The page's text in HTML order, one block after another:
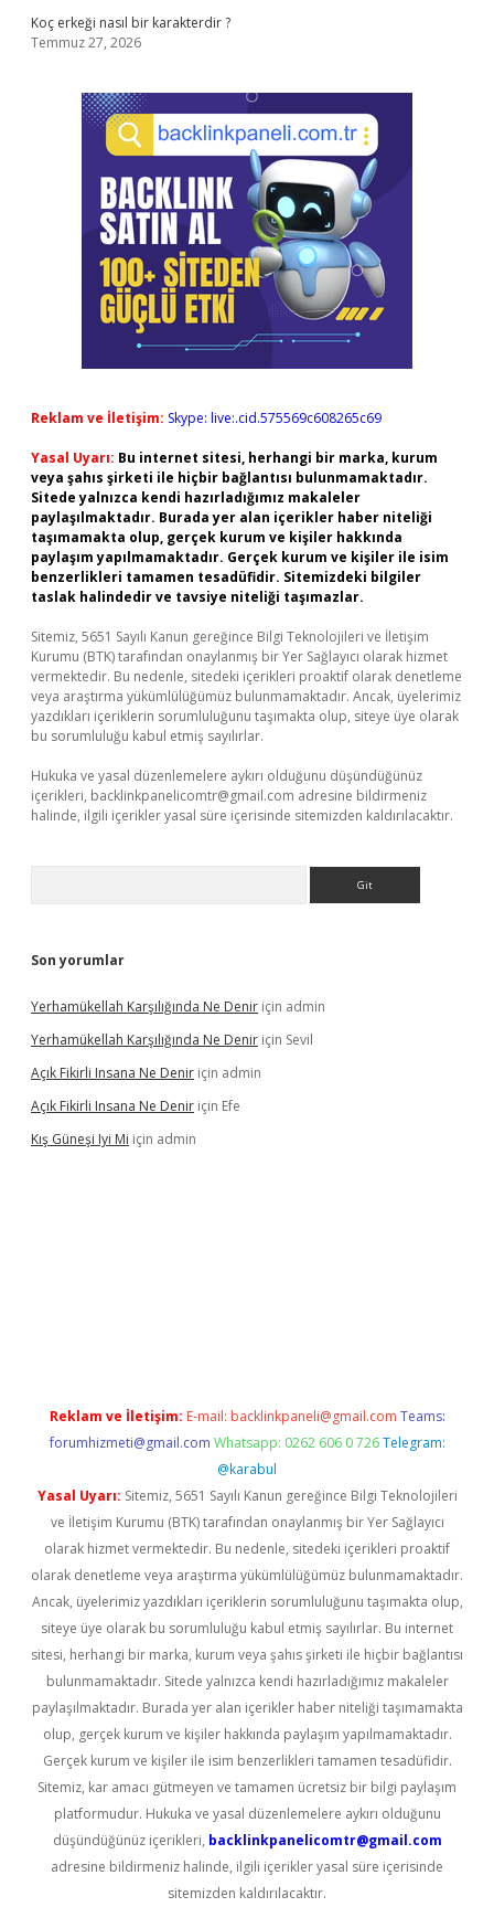
Koç erkeği nasıl bir karakterdir ?
Temmuz 27, 2026
Reklam ve İletişim: Skype: live:.cid.575569c608265c69
Yasal Uyarı: Bu internet sitesi, herhangi bir marka, kurum
veya şahıs şirketi ile hiçbir bağlantısı bulunmamaktadır.
Sitede yalnızca kendi hazırladığımız makaleler
paylaşılmaktadır. Burada yer alan içerikler haber niteliği
taşımamakta olup, gerçek kurum ve kişiler hakkında
paylaşım yapılmamaktadır. Gerçek kurum ve kişiler ile isim
benzerlikleri tamamen tesadüfidir. Sitemizdeki bilgiler
taslak halindedir ve tavsiye niteliği taşımazlar.
Sitemiz, 5651 Sayılı Kanun gereğince Bilgi Teknolojileri ve İletişim
Kurumu (BTK) tarafından onaylanmış bir Yer Sağlayıcı olarak hizmet
vermektedir. Bu nedenle, sitedeki içerikleri proaktif olarak denetleme
veya araştırma yükümlülüğümüz bulunmamaktadır. Ancak, üyelerimiz
yazdıkları içeriklerin sorumluluğunu taşımakta olup, siteye üye olarak
bu sorumluluğu kabul etmiş sayılırlar.
Hukuka ve yasal düzenlemelere aykırı olduğunu düşündüğünüz
içerikleri, backlinkpanelicomtr@gmail.com adresine bildirmeniz
halinde, ilgili içerikler yasal süre içerisinde sitemizden kaldırılacaktır.
Son yorumlar
Yerhamükellah Karşılığında Ne Denir için admin
Yerhamükellah Karşılığında Ne Denir için Sevil
Açık Fikirli Insana Ne Denir için admin
Açık Fikirli Insana Ne Denir için Efe
Kış Güneşi Iyi Mi için admin
Reklam ve İletişim: E-mail: backlinkpaneli@gmail.com Teams:
forumhizmeti@gmail.com Whatsapp: 0262 606 0 726 Telegram:
@karabul
Yasal Uyarı: Sitemiz, 5651 Sayılı Kanun gereğince Bilgi Teknolojileri
ve İletişim Kurumu (BTK) tarafından onaylanmış bir Yer Sağlayıcı
olarak hizmet vermektedir. Bu nedenle, sitedeki içerikleri proaktif
olarak denetleme veya araştırma yükümlülüğümüz bulunmamaktadır.
Ancak, üyelerimiz yazdıkları içeriklerin sorumluluğunu taşımakta olup,
siteye üye olarak bu sorumluluğu kabul etmiş sayılırlar. Bu internet
sitesi, herhangi bir marka, kurum veya şahıs şirketi ile hiçbir bağlantısı
bulunmamaktadır. Sitede yalnızca kendi hazırladığımız makaleler
paylaşılmaktadır. Burada yer alan içerikler haber niteliği taşımamakta
olup, gerçek kurum ve kişiler hakkında paylaşım yapılmamaktadır.
Gerçek kurum ve kişiler ile isim benzerlikleri tamamen tesadüfidir.
Sitemiz, kar amacı gütmeyen ve tamamen ücretsiz bir bilgi paylaşım
platformudur. Hukuka ve yasal düzenlemelere aykırı olduğunu
düşündüğünüz içerikleri, backlinkpanelicomtr@gmail.com
adresine bildirmeniz halinde, ilgili içerikler yasal süre içerisinde
sitemizden kaldırılacaktır.